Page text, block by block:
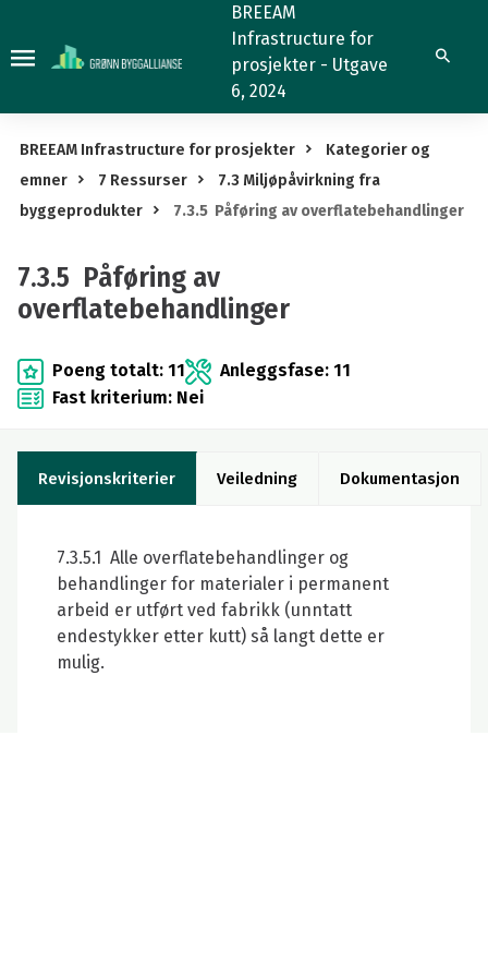
Påføring
overflatebehandlinger
BREEAM
Infrastructure for
prosjekter - Utgave
6, 2024
Søk
BREEAM Infrastructure for prosjekter
Kategorier og
emner
7 Ressurser
7.3 Miljøpåvirkning fra
byggeprodukter
7.3.5 Påføring av overflatebehandlinger
7.3.5 Påføring av
overflatebehandlinger
Poeng totalt: 11
Anleggsfase: 11
Fast kriterium: Nei
Revisjonskriterier Veiledning Dokumentasjon
7.3.5.1 Alle overflatebehandlinger og
behandlinger for materialer i permanent
arbeid er utført ved fabrikk (unntatt
endestykker etter kutt) så langt dette er
mulig.